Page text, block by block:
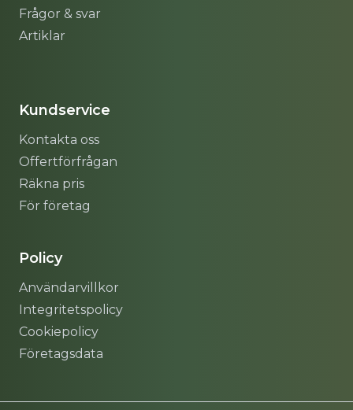
Frågor & svar
Artiklar
Kundservice
Kontakta oss
Offertförfrågan
Räkna pris
För företag
Policy
Användarvillkor
Integritetspolicy
Cookiepolicy
Företagsdata